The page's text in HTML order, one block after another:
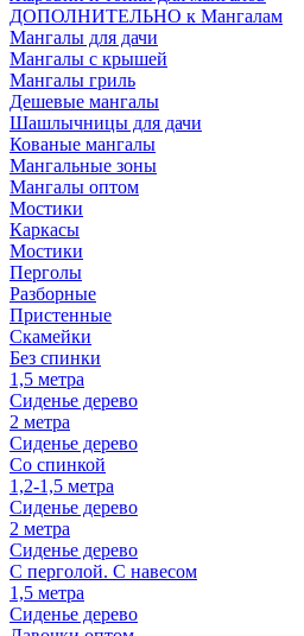
ДОПОЛНИТЕЛЬНО к Мангалам
Мангалы для дачи
Мангалы с крышей
Мангалы гриль
Дешевые мангалы
Шашлычницы для дачи
Кованые мангалы
Мангальные зоны
Мангалы оптом
Мостики
Каркасы
Мостики
Перголы
Разборные
Пристенные
Скамейки
Без спинки
1,5 метра
Сиденье дерево
2 метра
Сиденье дерево
Со спинкой
1,2-1,5 метра
Сиденье дерево
2 метра
Сиденье дерево
С перголой. С навесом
1,5 метра
Сиденье дерево